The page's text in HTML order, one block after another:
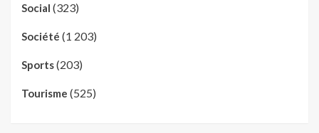
Social (323)
Société (1 203)
Sports(203)
Tourisme (525)